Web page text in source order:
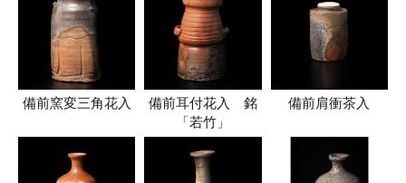
備前窯変三角花入
備前耳付花入 銘
「若竹」
備前肩衝茶入